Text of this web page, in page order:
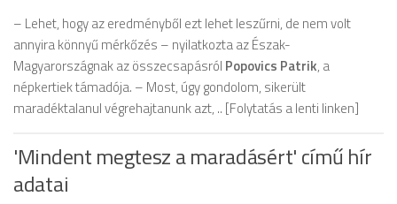
– Lehet, hogy az eredményből ezt lehet leszűrni, de nem volt
annyira könnyű mérkőzés – nyilatkozta az Észak-
Magyarországnak az összecsapásról Popovics Patrik, a
népkertiek támadója. – Most, úgy gondolom, sikerült
maradéktalanul végrehajtanunk azt, .. [Folytatás a lenti linken]
'Mindent megtesz a maradásért' című hír
adatai